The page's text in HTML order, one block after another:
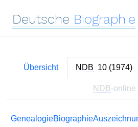
Deutsche Biographie
Übersicht NDB 10 (1974)
NDB-online
GenealogieBiographie